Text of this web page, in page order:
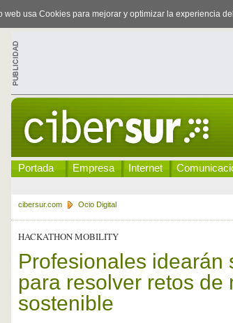
web usa Cookies para mejorar y optimizar la experiencia
Portada Empresa Internet
cibersur.com Ocio Digital
HACKATHON MOBILITY
Profesionales idearán
para resolver retos de
sostenible